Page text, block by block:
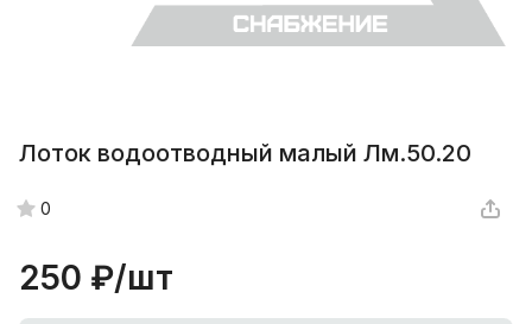
Лоток водоотводный малый Лм.50.20
0
250 ₽/шт